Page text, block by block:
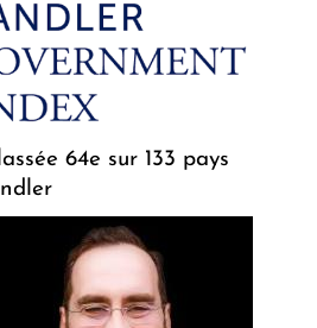
64e sur 133 pays